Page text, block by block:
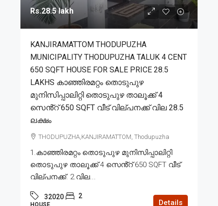
Rs.28.5 lakh
KANJIRAMATTOM THODUPUZHA
MUNICIPALITY THODUPUZHA TALUK 4 CENT
650 SQFT HOUSE FOR SALE PRICE 28.5
LAKHS കാഞ്ഞിരമറ്റം തൊടുപുഴ
മുനിസിപ്പാലിറ്റി തൊടുപുഴ താലൂക്ക് 4
സെൻ്റ് 650 SQFT വീട് വില്പനക്ക് വില 28.5
ലക്ഷം
THODUPUZHA,KANJIRAMATTOM, Thodupuzha
1.കാഞ്ഞിരമറ്റം തൊടുപുഴ മുനിസിപ്പാലിറ്റി
തൊടുപുഴ താലൂക്ക് 4 സെൻ്റ് 650 SQFT വീട്
വില്പനക്ക്. 2.വില...
32020 2
HOUSE Details